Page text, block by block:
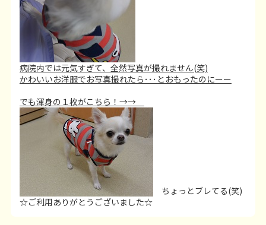
病院内では元気すぎて、全然写真が撮れません(笑)
かわいいお洋服でお写真撮れたら･･･とおもったのにーー
でも渾身の１枚がこちら！→→
ちょっとブレてる(笑)
☆ご利用ありがとうございました☆